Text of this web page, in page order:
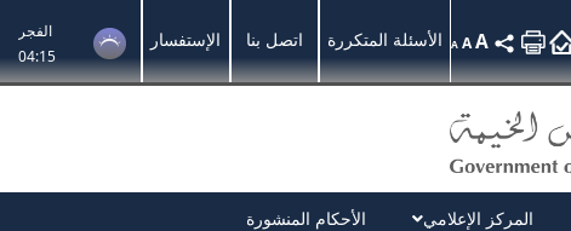
الفجر
04:15
الإستفسار اتصل بنا الأسئلة المتكررة A AA
المركز الإعلامي الأحكام المنشورة